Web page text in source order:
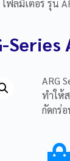
ฟลมิเตอร์ รุ่น
ARG
ทำให้
กัดกร่